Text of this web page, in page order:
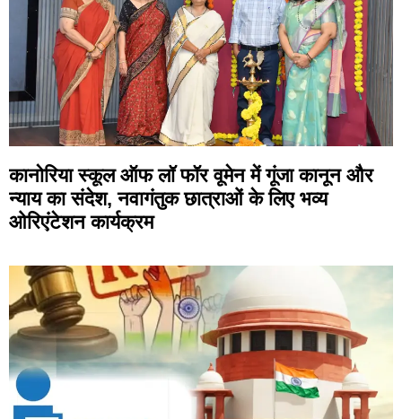
कानोरिया स्कूल ऑफ लॉ फॉर वूमेन में गूंजा कानून और
न्याय का संदेश, नवागंतुक छात्राओं के लिए भव्य
ओरिएंटेशन कार्यक्रम